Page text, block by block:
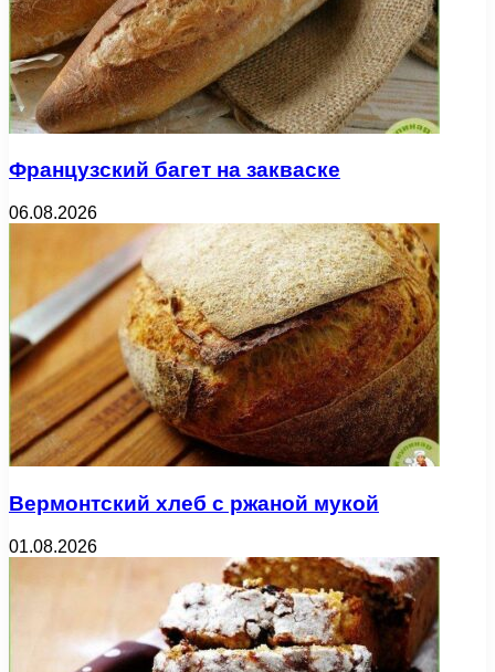
Французский багет на закваске
06.08.2026
Вермонтский хлеб с ржаной мукой
01.08.2026